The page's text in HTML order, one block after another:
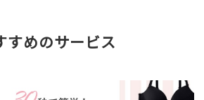
すめのサービス